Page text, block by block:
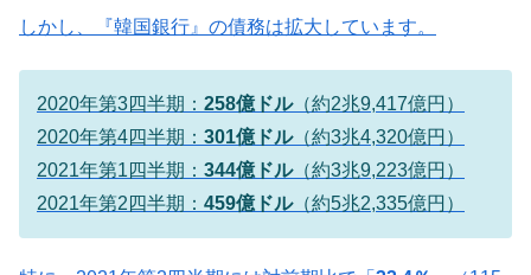
しかし、『韓国銀行』の債務は拡大しています。
2020年第3四半期： 258億ドル（約2兆9,417億円）
2020年第4四半期： 301億ドル（約3兆4,320億円）
2021年第1四半期： 344億ドル（約3兆9,223億円）
2021年第2四半期： 459億ドル（約5兆2,335億円）